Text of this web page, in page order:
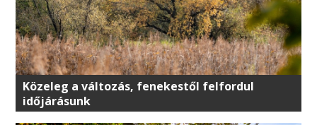
Közeleg a változás, fenekestől felfordul
időjárásunk